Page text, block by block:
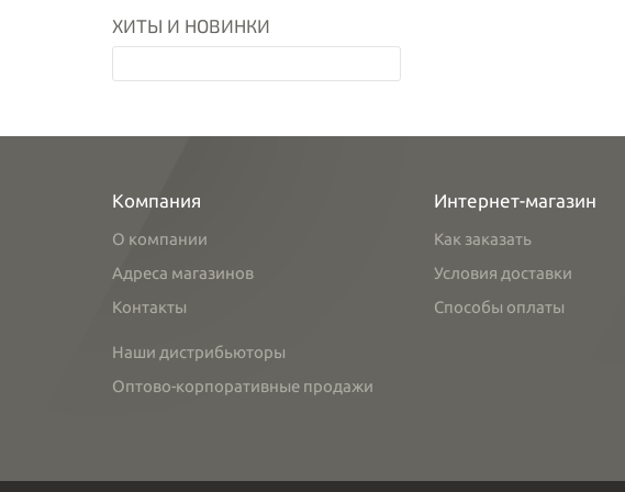
ХИТЫ И НОВИНКИ
Компания
О компании
Адреса магазинов
Контакты
Наши дистрибьюторы
Оптово-корпоративные продажи
Интернет-магазин
Как заказать
Условия доставки
Способы оплаты